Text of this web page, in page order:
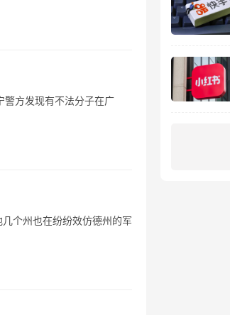
警方发现有不法分子在广
个州也在纷纷效仿德州的军